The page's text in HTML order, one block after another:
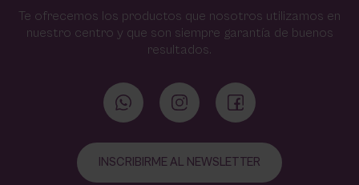
Te ofrecemos los productos que nosotros utilizamos en
nuestro centro y que son siempre garantía de buenos
resultados.
INSCRIBIRME AL NEWSLETTER